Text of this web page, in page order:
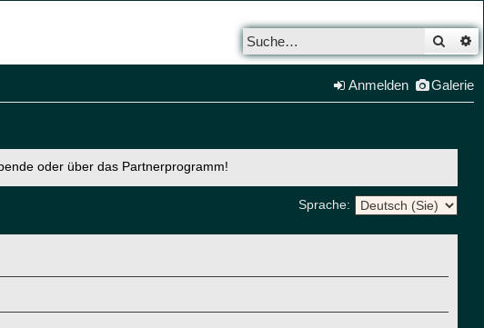
Galerie
Anmelden
oder über das Partnerprogramm!
Sprache: